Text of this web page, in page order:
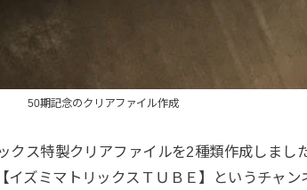
50期記念のクリアファイル作成
ス特製クリアファイルを2種類作成しました
イズミマトリックスＴＵＢＥ】というチャ